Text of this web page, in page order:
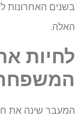
בשנים האחרונות
האלה.
לחיות
המעבר שינה את